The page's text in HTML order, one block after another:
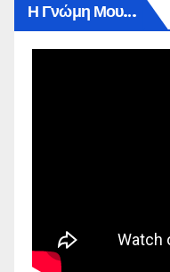
Η Γνώμη Μου…